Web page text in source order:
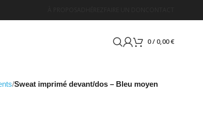
0/ 0,00€
Sweat imprimé devant/dos – Bleu moyen